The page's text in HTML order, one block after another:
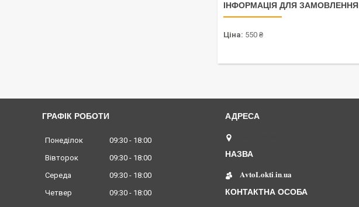
ІНФОРМАЦІЯ ДЛЯ ЗАМОВЛЕННЯ
Ціна: 550 ₴
ГРАФІК РОБОТИ
Понеділок 09:30
18:00
Вівторок
09:30
18:00
Середа
09:30
18:00
Четвер
09:30
18:00
𝐀𝐯𝐭𝐨𝐋𝐨𝐤𝐭𝐢.𝐢𝐧.𝐮𝐚